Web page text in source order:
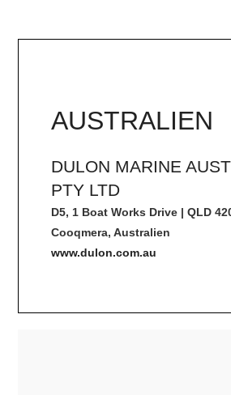
AUSTRALIEN
DULON MARINE
PTY LTD
D5, 1 Boat Works Drive | QLD
Cooqmera, Australien
www.dulon.com.au